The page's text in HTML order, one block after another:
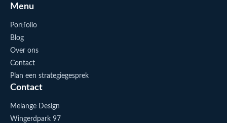
Menu
Portfolio
Blog
Over ons
Contact
Plan een strategiegesprek
Contact
Melange Design
Wingerdpark 97